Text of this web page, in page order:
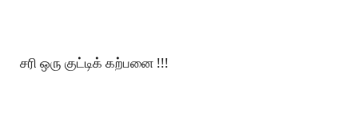
சரி ஒரு குட்டிக் கற்பனை !!!